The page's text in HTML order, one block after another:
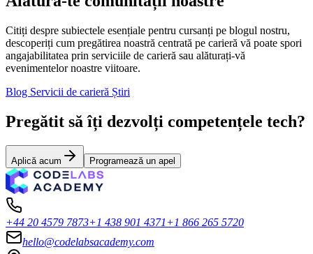
Citiți despre subiectele esențiale pentru cursanți pe blogul nostru,
descoperiți cum pregătirea noastră centrată pe carieră vă poate spori
angajabilitatea prin serviciile de carieră sau alăturați-vă
evenimentelor noastre viitoare.
Blog Servicii de carieră Știri
Pregătit să îți dezvolți competențele tech?
Aplică acum Programează un apel
+44 20 4579 7873+1 438 901 4371+1 866 265 5720
hello@codelabsacademy.com